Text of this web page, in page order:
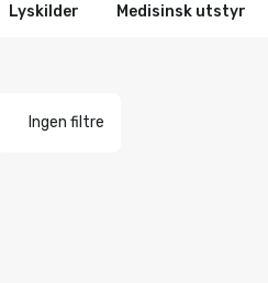
Lyskilder Medisinsk utstyr
Ingen filtre